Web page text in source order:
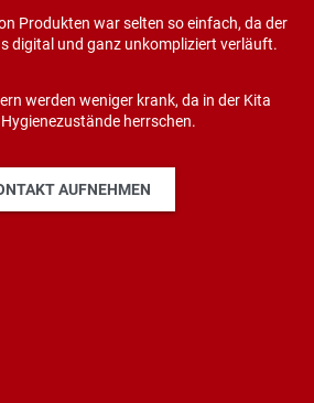
Produkten war selten so einfach, da der
digital und ganz unkompliziert verläuft.
werden weniger krank, da in der Kita
herrschen.
AUFNEHMEN